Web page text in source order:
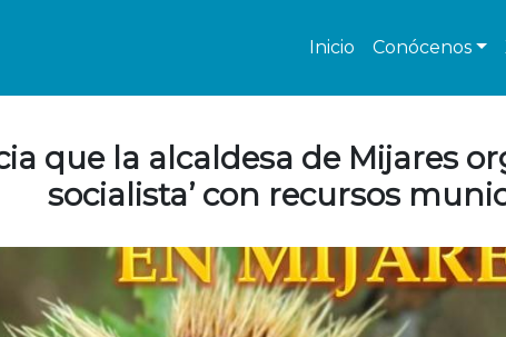
Inicio Conócenos
que la alcaldesa de Mijares
socialista’ con recursos